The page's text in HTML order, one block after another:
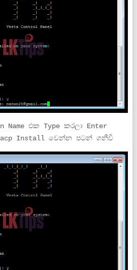
Name එක Type කරලා Enter
Install වෙන්න පටන් ගනීවි